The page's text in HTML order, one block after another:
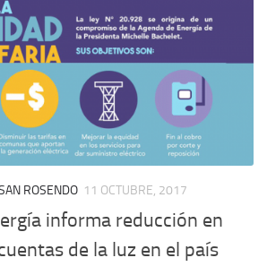
ROSENDO 11 OCTUBRE, 2017
informa reducción en
de la luz en el país